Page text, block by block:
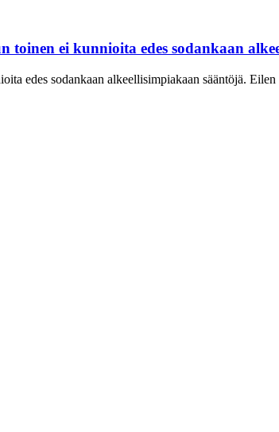
toinen ei kunnioita edes sodankaan
edes sodankaan alkeellisimpiakaan sääntöjä.